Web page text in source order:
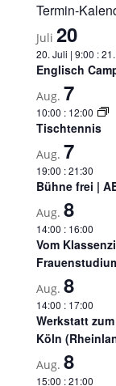
Termin-
Juli 20
20. Juli | 9:00 :
Englisch
Aug. 7
10:00 : 12:00
Tischtennis
Aug. 7
19:00 :21:30
Bühne frei |
Aug. 8
14:00 : 16:00
Vom
Aug. 8
14:00 : 17:00
Werkstatt
Köln
Aug. 8
15:00 :21:00